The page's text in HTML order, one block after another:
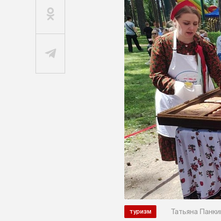
туризм Татьяна